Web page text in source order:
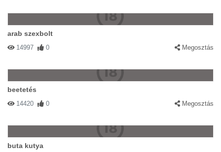
arab szexbolt
14997 0 Megosztás
beetetés
14420 0 Megosztás
buta kutya